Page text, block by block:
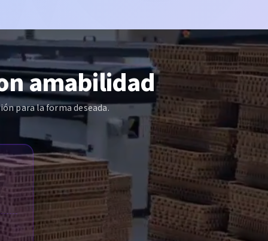
amabilidad
para la forma deseada.